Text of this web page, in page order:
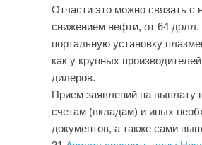
Отчасти это можно связать с
снижением нефти, от 64 долл.
портальную установку
как у крупных
дилеров.
Прием заявлений на выплату
счетам (вкладам) и иных
документов, а также сами